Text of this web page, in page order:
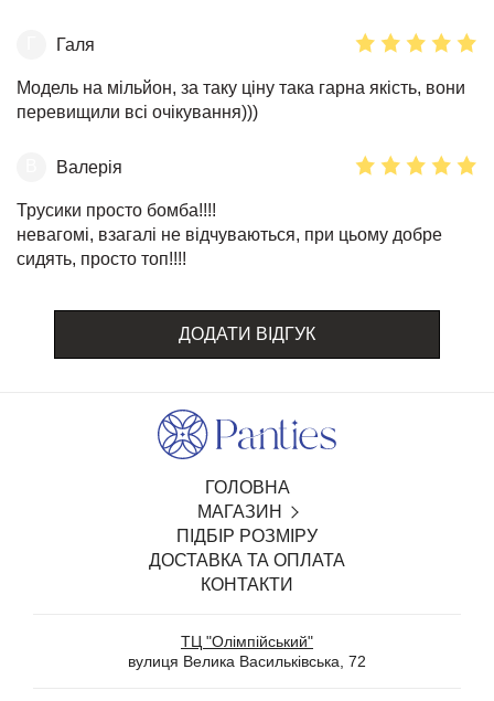
Галя
Модель на мільйон, за таку ціну така гарна якість, вони
перевищили всі очікування)))
Валерія
Трусики просто бомба!!!!
невагомі, взагалі не відчуваються, при цьому добре
сидять, просто топ!!!!
ДОДАТИ ВІДГУК
ГОЛОВНА
МАГАЗИН
SALE
БІЛИЗНА З ВІДКРИТИМ ДОСТУПОМ
WEDDING
ПІДБІР РОЗМІРУ
ДОСТАВКА ТА ОПЛАТА
КОНТАКТИ
ТЦ "Олімпійський"
вулиця Велика Васильківська, 72